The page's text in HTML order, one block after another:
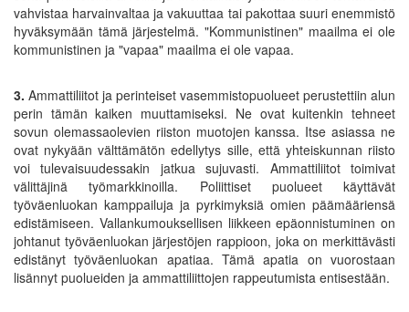
vahvistaa harvainvaltaa ja vakuuttaa tai pakottaa suuri enemmistö
hyväksymään tämä järjestelmä. "Kommunistinen" maailma ei ole
kommunistinen ja "vapaa" maailma ei ole vapaa.
3. Ammattiliitot ja perinteiset vasemmistopuolueet perustettiin alun
perin tämän kaiken muuttamiseksi. Ne ovat kuitenkin tehneet
sovun olemassaolevien riiston muotojen kanssa. Itse asiassa ne
ovat nykyään välttämätön edellytys sille, että yhteiskunnan riisto
voi tulevaisuudessakin jatkua sujuvasti. Ammattiliitot toimivat
välittäjinä työmarkkinoilla. Poliittiset puolueet käyttävät
työväenluokan kamppailuja ja pyrkimyksiä omien päämääriensä
edistämiseen. Vallankumouksellisen liikkeen epäonnistuminen on
johtanut työväenluokan järjestöjen rappioon, joka on merkittävästi
edistänyt työväenluokan apatiaa. Tämä apatia on vuorostaan
lisännyt puolueiden ja ammattiliittojen rappeutumista entisestään.